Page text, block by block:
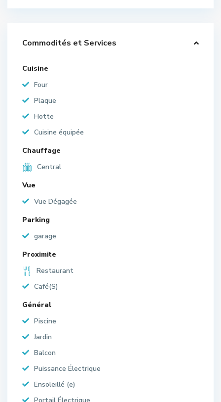
Commodités et Services
Cuisine
Four
Plaque
Hotte
Cuisine équipée
Chauffage
Central
Vue
Vue Dégagée
Parking
garage
Proximite
Restaurant
Café(S)
Général
Piscine
Jardin
Balcon
Puissance Électrique
Ensoleillé (e)